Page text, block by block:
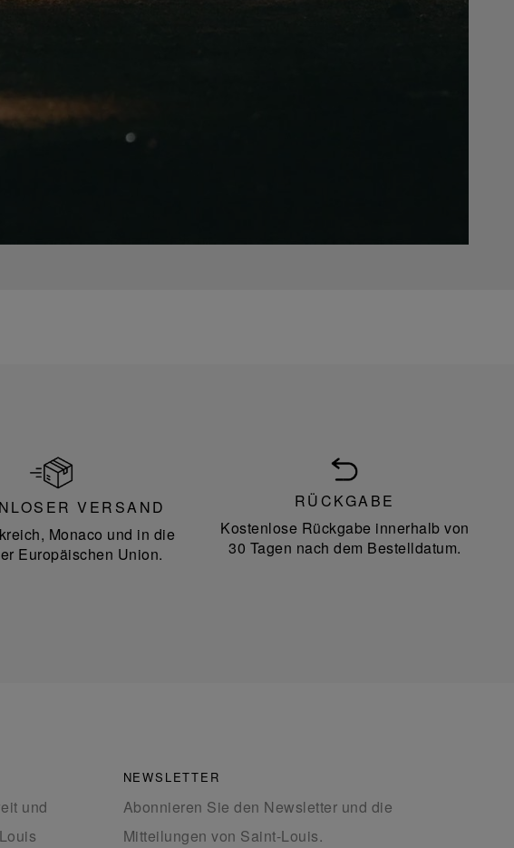
VERSAND
Monaco und in die
Europäischen Union.
RÜCKGABE
Kostenlose Rückgabe innerhalb von
30 Tagen nach dem Bestelldatum.
und
NEWSLETTER
Abonnieren Sie den Newsletter und die
Mitteilungen von Saint-Louis.